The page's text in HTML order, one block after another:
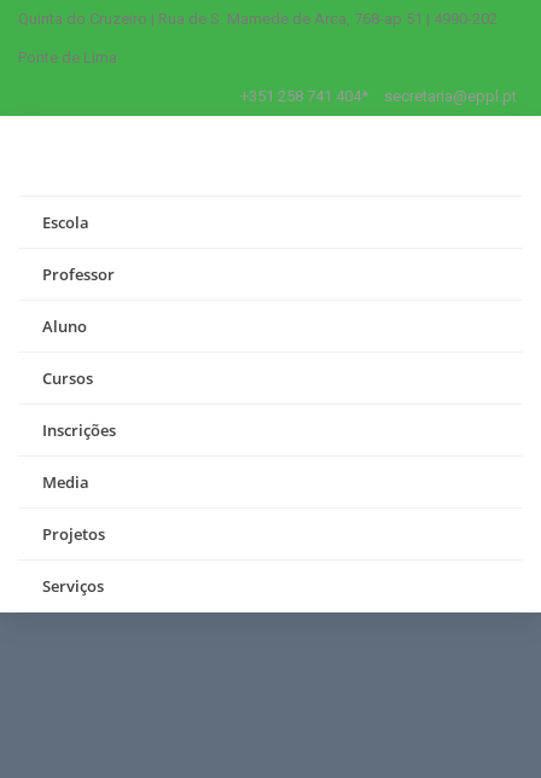
Quinta do Cruzeiro | Rua de S. Mamede de Arca, 768-ap 51 | 4990-202
Ponte de Lima
+351 258 741 404* secretaria@eppl.pt
Escola
Professor
Aluno
Cursos
Inscrições
Media
Projetos
Serviços